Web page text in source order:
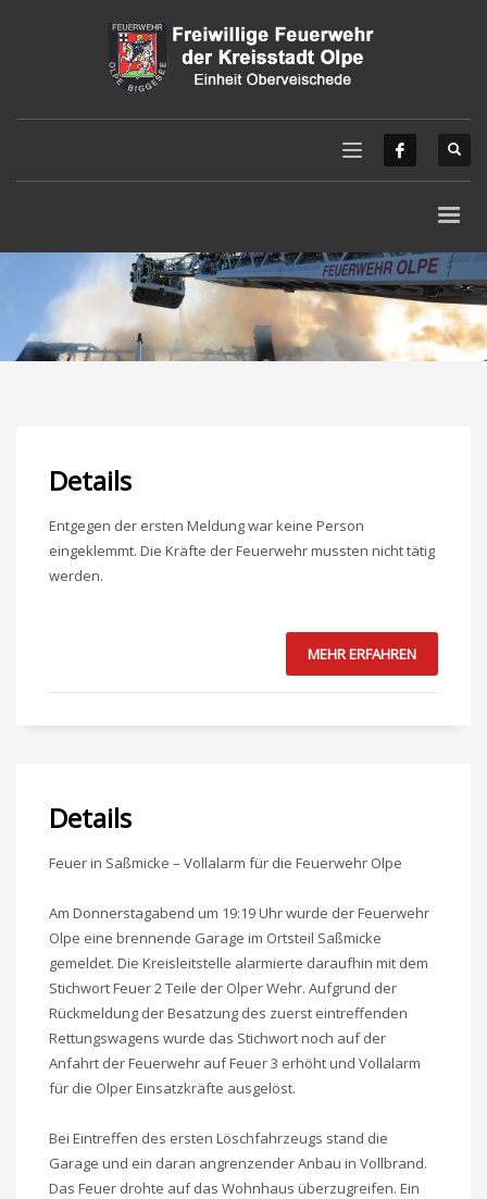
Details
Entgegen der ersten Meldung war keine Person
eingeklemmt. Die Kräfte der Feuerwehr mussten nicht tätig
werden.
MEHR ERFAHREN
Details
Feuer in Saßmicke – Vollalarm für die Feuerwehr Olpe
Am Donnerstagabend um 19:19 Uhr wurde der Feuerwehr
Olpe eine brennende Garage im Ortsteil Saßmicke
gemeldet. Die Kreisleitstelle alarmierte daraufhin mit dem
Stichwort Feuer 2 Teile der Olper Wehr. Aufgrund der
Rückmeldung der Besatzung des zuerst eintreffenden
Rettungswagens wurde das Stichwort noch auf der
Anfahrt der Feuerwehr auf Feuer 3 erhöht und Vollalarm
für die Olper Einsatzkräfte ausgelöst.
Bei Eintreffen des ersten Löschfahrzeugs stand die
Garage und ein daran angrenzender Anbau in Vollbrand.
Das Feuer drohte auf das Wohnhaus überzugreifen. Ein